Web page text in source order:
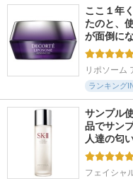
ここ１年
たのと、
が面倒に
リポソーム
ランキング
サンプル
品でサン
人達の匂
フェイシャ